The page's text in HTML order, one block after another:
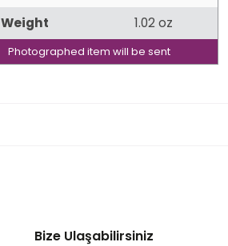
Weight 1.02 oz
Photographed item will be sent
Bize Ulaşabilirsiniz